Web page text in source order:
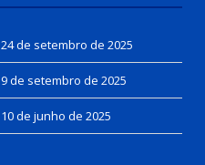
24 de setembro de 2025
9 de setembro de 2025
10 de junho de 2025